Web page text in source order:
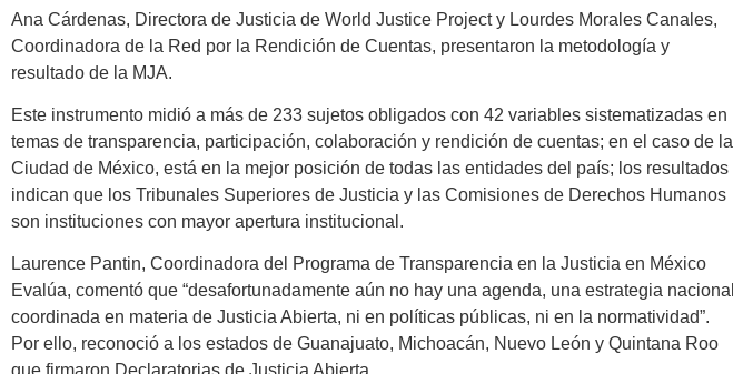
Ana Cárdenas, Directora de Justicia de World Justice Project y Lourdes Morales Canales,
Coordinadora de la Red por la Rendición de Cuentas, presentaron la metodología y
resultado de la MJA.
Este instrumento midió a más de 233 sujetos obligados con 42 variables sistematizadas en
temas de transparencia, participación, colaboración y rendición de cuentas; en el caso de la
Ciudad de México, está en la mejor posición de todas las entidades del país; los resultados
indican que los Tribunales Superiores de Justicia y las Comisiones de Derechos Humanos
son instituciones con mayor apertura institucional.
Laurence Pantin, Coordinadora del Programa de Transparencia en la Justicia en México
Evalúa, comentó que “desafortunadamente aún no hay una agenda, una estrategia nacional
coordinada en materia de Justicia Abierta, ni en políticas públicas, ni en la normatividad”.
Por ello, reconoció a los estados de Guanajuato, Michoacán, Nuevo León y Quintana Roo